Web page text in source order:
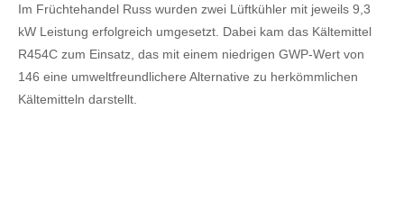
Im Früchtehandel Russ wurden zwei Lüftkühler mit jeweils 9,3
kW Leistung erfolgreich umgesetzt. Dabei kam das Kältemittel
R454C zum Einsatz, das mit einem niedrigen GWP-Wert von
146 eine umweltfreundlichere Alternative zu herkömmlichen
Kältemitteln darstellt.